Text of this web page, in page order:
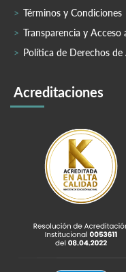
Términos y Condiciones
Transparencia y
Política de Derechos
Acreditaciones